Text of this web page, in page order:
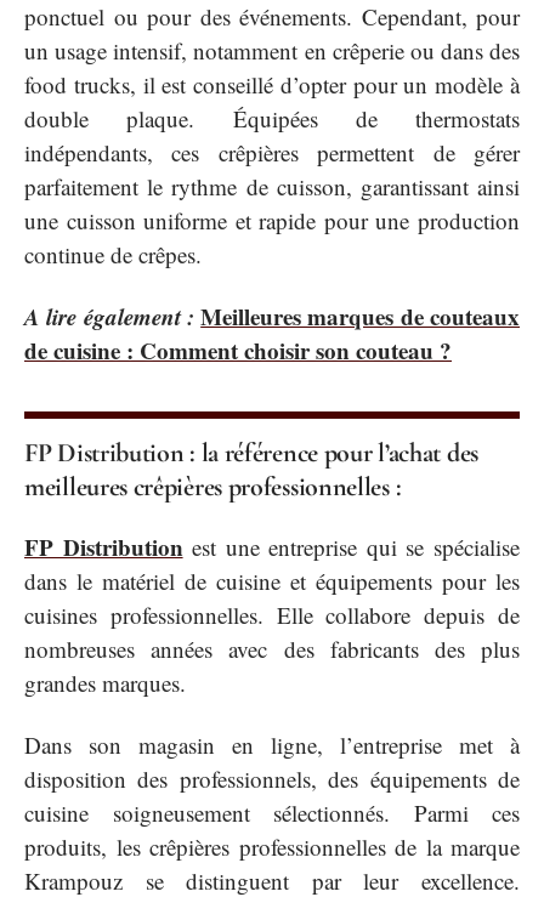
ponctuel ou pour des événements. Cependant, pour
un usage intensif, notamment en crêperie ou dans des
food trucks, il est conseillé d’opter pour un modèle à
double plaque. Équipées de thermostats
indépendants, ces crêpières permettent de gérer
parfaitement le rythme de cuisson, garantissant ainsi
une cuisson uniforme et rapide pour une production
continue de crêpes.
A lire également : Meilleures marques de couteaux
de cuisine : Comment choisir son couteau ?
FP Distribution : la référence pour l’achat des
meilleures crêpières professionnelles :
FP Distributionest une entreprise qui se spécialise
dans le matériel de cuisine et équipements pour les
cuisines professionnelles. Elle collabore depuis de
nombreuses années avec des fabricants des plus
grandes marques.
Dans son magasin en ligne, l’entreprise met à
disposition des professionnels, des équipements de
cuisine soigneusement sélectionnés. Parmi ces
produits, les crêpières professionnelles de la marque
Krampouz se distinguent par leur excellence.